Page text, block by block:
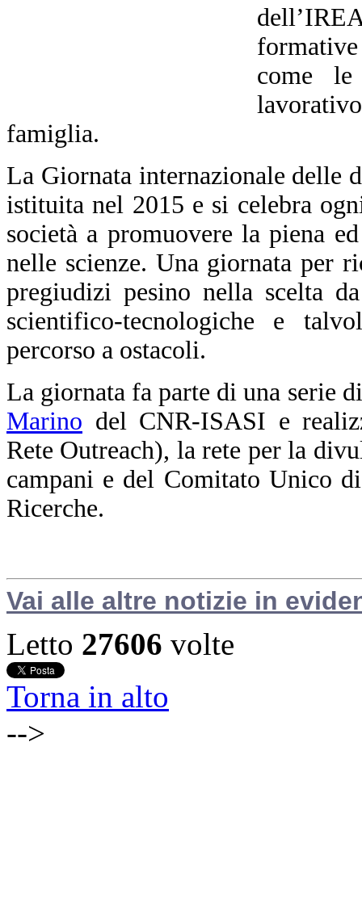
come le
famiglia.
La Giornata internazionale delle
istituita nel 2015 e si celebra
società a promuovere la piena
nelle scienze. Una giornata per
pregiudizi pesino nella scelta
scientifico-tecnologiche e
percorso a ostacoli.
La giornata fa parte di una serie
Marino del CNR-ISASI e
Rete Outreach), la rete per la
campani e del Comitato Unico
Ricerche.
Vai alle altre notizie in
Letto 27606 volte
Torna in alto
-->